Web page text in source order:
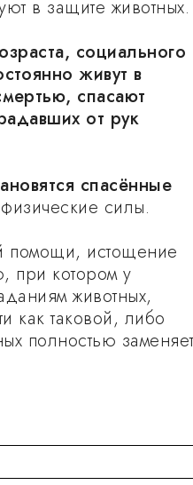
в защите животных.
социального
живут в
спасают
от рук
спасённые
силы.
помощи, истощение
при котором у
животных,
как таковой, либо
полностью